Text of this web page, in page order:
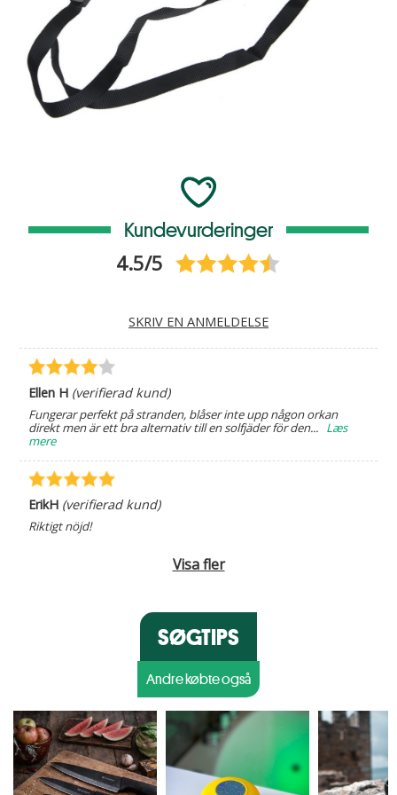
Kundevurderinger
4.5/5
SKRIV EN ANMELDELSE
Ellen H (verifierad kund)
Fungerar perfekt på stranden, blåser inte upp någon orkan
direkt men är ett bra alternativ till en solfjäder för den... Læs
mere
ErikH (verifierad kund)
Riktigt nöjd!
Visa fler
SØGTIPS
Andre købte også